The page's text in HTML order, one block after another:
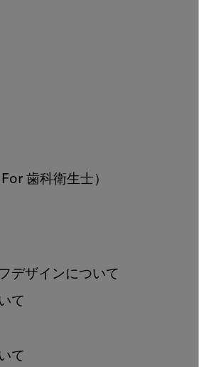
For 歯科衛生士）
デザインについて
て
て